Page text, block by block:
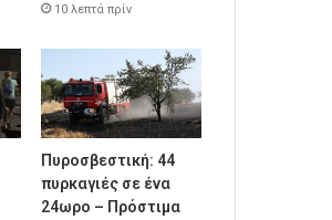
10 λεπτά πρίν
Πυροσβεστική: 44
πυρκαγιές σε ένα
24ωρο – Πρόστιμα